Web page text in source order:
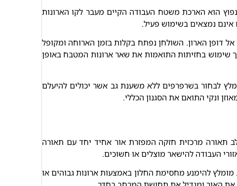
הוא הארכת משטח העבודה הקיים מעבר לקו הארונות
נמצאים בשימוש פעיל.
דופן הארון. השולחן נפתח בקלות בזמן הארוחה ומקופל
בחזיתות התואמות את שאר ארונות המטבח באופן
לבחור בשרפרפים ללא משענת גב אשר יכולים להיעלם
ונקי התואם את הסגנון הכללי.
תאורה מרכזית חזקה המפזרת אור אחיד יחד עם תאורה
העבודה להישאר מוצלים או חשוכים.
להימנע מחסימת החלון באמצעות ארונות גבוהים או